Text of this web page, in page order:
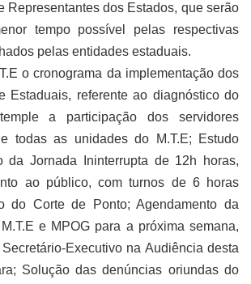
Representantes dos Estados, que serão
tempo possível pelas respectivas
pelas entidades estaduais.
o cronograma da implementação dos
Estaduais, referente ao diagnóstico do
a participação dos servidores
todas as unidades do M.T.E; Estudo
da Jornada Ininterrupta de 12h horas,
ao público, com turnos de 6 horas
do Corte de Ponto; Agendamento da
e MPOG para a próxima semana,
Executivo na Audiência desta
Solução das denúncias oriundas do